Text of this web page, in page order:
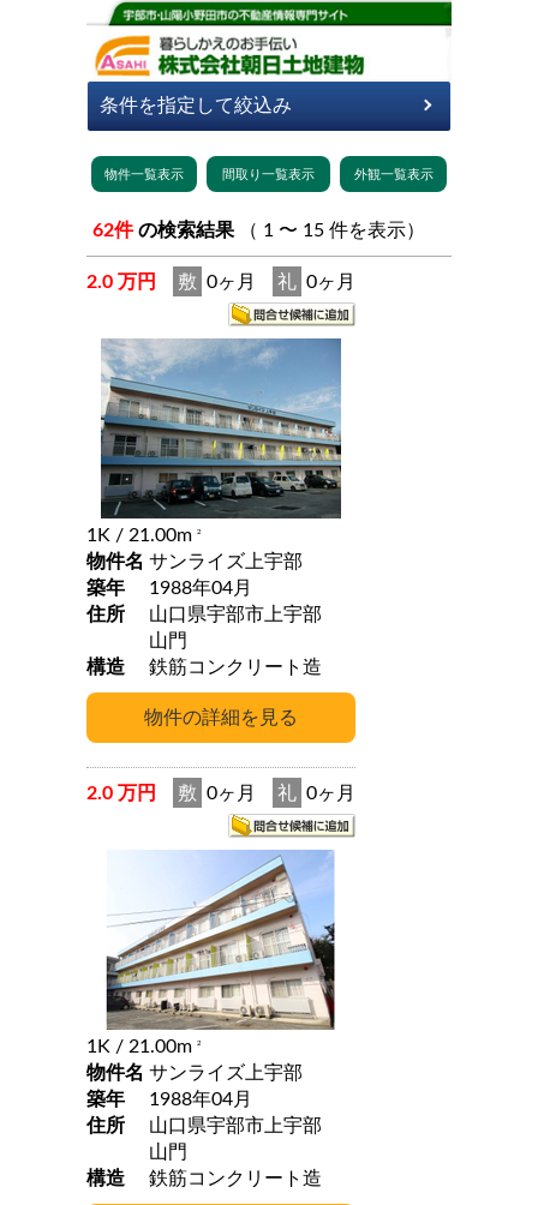
62件 の検索結果 （ 1 〜 15 件を表示）
2.0 万円 敷 0ヶ月 礼 0ヶ月
1K / 21.00m 2
物件名 サンライズ上宇部
築年
1988年04月
住所
山口県宇部市上宇部
山門
構造
鉄筋コンクリート造
2.0 万円 敷 0ヶ月 礼 0ヶ月
1K / 21.00m 2
物件名 サンライズ上宇部
築年
1988年04月
住所
山口県宇部市上宇部
山門
構造
鉄筋コンクリート造